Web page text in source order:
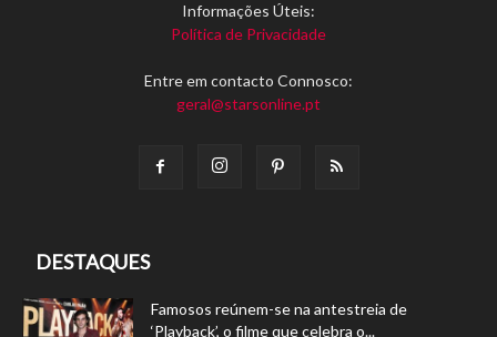
Informações Úteis:
Política de Privacidade
Entre em contacto Connosco:
geral@starsonline.pt
DESTAQUES
Famosos reúnem-se na antestreia de
‘Playback’, o filme que celebra o...